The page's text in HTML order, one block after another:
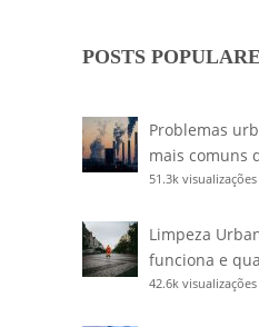
POSTS
Problemas
mais comuns
51.3k visualizações
Limpeza
funciona e
42.6k visualizações